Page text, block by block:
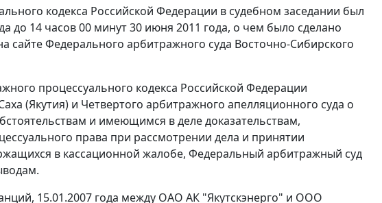
кодекса Российской Федерации в судебном заседании был
до 14 часов 00 минут 30 июня 2011 года, о чем было сделано
Федерального арбитражного суда Восточно-Сибирского
процессуального кодекса Российской Федерации
(Якутия) и Четвертого арбитражного апелляционного суда о
и имеющимся в деле доказательствам,
права при рассмотрении дела и принятии
в кассационной жалобе, Федеральный арбитражный суд
15.01.2007 года между ОАО АК "Якутскэнерго" и ООО